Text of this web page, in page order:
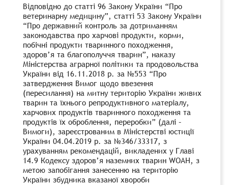
Відповідно до статті 96 Закону України “Про
ветеринарну медицину”, статті 53 Закону України
“Про державний контроль за дотриманням
законодавства про харчові продукти, корми,
побічні продукти тваринного походження,
здоров’я та благополуччя тварин”, наказу
Міністерства аграрної політики та продовольства
України від 16.11.2018 р. за №553 “Про
затвердження Вимог щодо ввезення
(пересилання) на митну територію України живих
тварин та їхнього репродуктивного матеріалу,
харчових продуктів тваринного походження та
продуктів їх оброблення, переробки” (далі –
Вимоги), зареєстрованим в Міністерстві юстиції
України 04.04.2019 р. за №346/33317, з
урахуванням рекомендацій, викладених у Главі
14.9 Кодексу здоров’я наземних тварин WOAH, з
метою запобігання занесенню на територію
України збудника вказаної хвороби